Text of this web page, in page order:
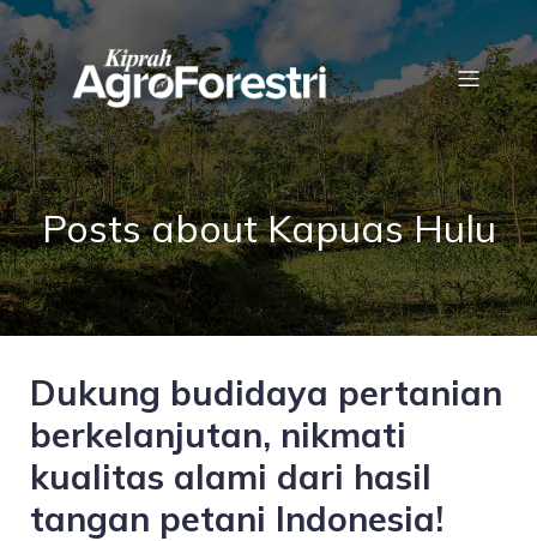
Posts about Kapuas Hulu
Dukung budidaya pertanian
berkelanjutan, nikmati
kualitas alami dari hasil
tangan petani Indonesia!